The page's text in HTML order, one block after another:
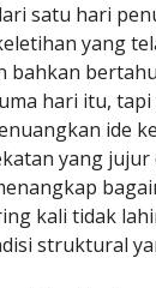
satu hari
yang
bahkan
hari itu,
ide
yang jujur
kali tidak
struktural